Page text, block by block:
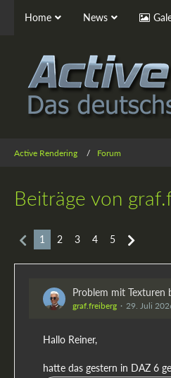
Home News
Active Rendering Forum
Beiträge von
1 2 3 4 5
Problem mit Texturen
graf.freiberg 29. Juli
Hallo Reiner,
hatte das gestern in DAZ 6